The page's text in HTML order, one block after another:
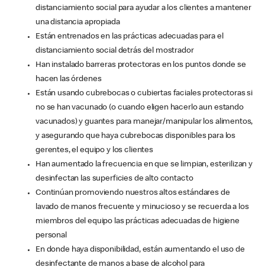
distanciamiento social para ayudar a los clientes a mantener
una distancia apropiada
Están entrenados en las prácticas adecuadas para el
distanciamiento social detrás del mostrador
Han instalado barreras protectoras en los puntos donde se
hacen las órdenes
Están usando cubrebocas o cubiertas faciales protectoras si
no se han vacunado (o cuando eligen hacerlo aun estando
vacunados) y guantes para manejar/manipular los alimentos,
y asegurando que haya cubrebocas disponibles para los
gerentes, el equipo y los clientes
Han aumentado la frecuencia en que se limpian, esterilizan y
desinfectan las superficies de alto contacto
Continúan promoviendo nuestros altos estándares de
lavado de manos frecuente y minucioso y se recuerda a los
miembros del equipo las prácticas adecuadas de higiene
personal
En donde haya disponibilidad, están aumentando el uso de
desinfectante de manos a base de alcohol para